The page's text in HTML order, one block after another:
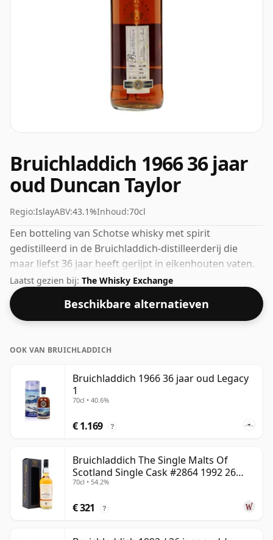
Bruichladdich 1966 36 jaar
oud Duncan Taylor
Regio:IslayABV:43.1%Inhoud:70cl
Een botteling van Schotse whisky met spirit
gedistilleerd in de Bruichladdich-distilleerderij die
maar liefst 36 jaar heeft gerijpt in eikenhouten vaten.
Gebotteld op de steeds populairder wordende sterkte
van 43,1%, wat een respectabel alcoholpercentage is.
Laatst gezien bij: The Whisky Exchange
Beschikbare alternatieven
OOK VAN BRUICHLADDICH
Bruichladdich 1966 36 jaar oud Legacy
1
70cl • 40.6%
€ 1.169 ?
Bruichladdich The Single Malts Of
Scotland Single Cask #2864 1992 26
jaar oud
70cl • 54.2%
€ 321 ?